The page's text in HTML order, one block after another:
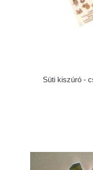
Süti kiszúró -